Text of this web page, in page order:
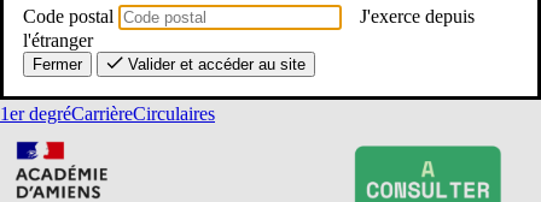
[CIRCULAIRE] Circulaire avancement Classe exceptionnelle
circulaire_classe_exc_2026-2027
1er degréCarrièreCirculaires
Code postal
J'exerce depuis
l'étranger
Fermer Valider et accéder au site